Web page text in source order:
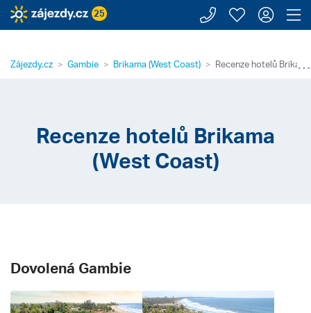
25 Zavolejte
Moje
⋯
Zájezdy.cz Gambie Brikama (West Coast) Recenze hotelů
Recenze hotelů Brikama
(West Coast)
Dovolená Gambie